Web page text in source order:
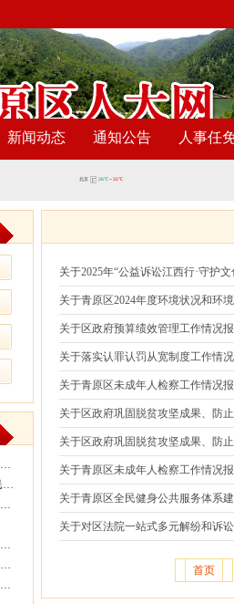
新闻动态 通知公告 人事任
青原区区乡两级人大换届选举工作会议...
激活立法联系点效能 架起民意民生连...
青原区召开人大代表建议政协委员提案...
吉安市青原区第五届人民代表大会第七...
吉安市青原区第五届人民代表大会第七...
青原区省市区三级人大代表视察民生实...
关于2025年“公益诉讼江西行·守护
关于青原区2024年度环境状况和环
关于区政府预算绩效管理工作情况
关于落实认罪认罚从宽制度工作情
关于青原区未成年人检察工作情况
关于区政府巩固脱贫攻坚成果、防
关于区政府巩固脱贫攻坚成果、防
关于青原区未成年人检察工作情况
关于青原区全民健身公共服务体系
关于对区法院一站式多元解纷和诉
首页